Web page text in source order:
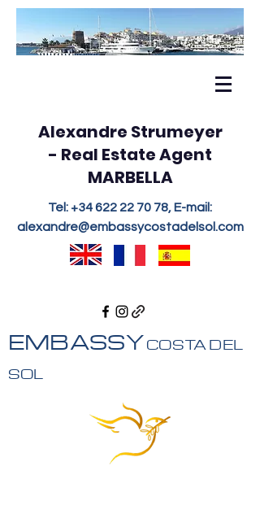
Alexandre Strumeyer
- Real Estate Agent
MARBELLA
Tel: +34 622 22 70 78, E-mail:
alexandre@embassycostadelsol.com
EMBASSYCOSTA DEL
SOL